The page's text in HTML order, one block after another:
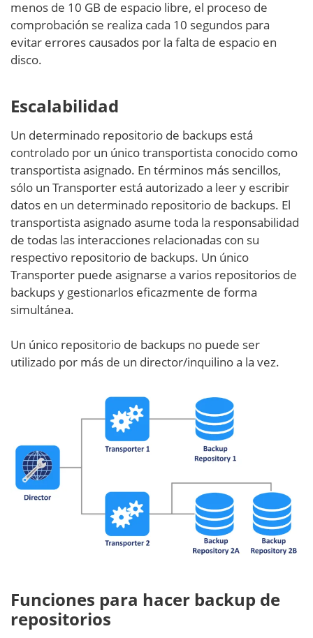
menos de 10 GB de espacio libre, el proceso de
comprobación se realiza cada 10 segundos para
evitar errores causados por la falta de espacio en
disco.
Escalabilidad
Un determinado repositorio de backups está
controlado por un único transportista conocido como
transportista asignado. En términos más sencillos,
sólo un Transporter está autorizado a leer y escribir
datos en un determinado repositorio de backups. El
transportista asignado asume toda la responsabilidad
de todas las interacciones relacionadas con su
respectivo repositorio de backups. Un único
Transporter puede asignarse a varios repositorios de
backups y gestionarlos eficazmente de forma
simultánea.
Un único repositorio de backups no puede ser
utilizado por más de un director/inquilino a la vez.
Funciones para hacer backup de
repositorios